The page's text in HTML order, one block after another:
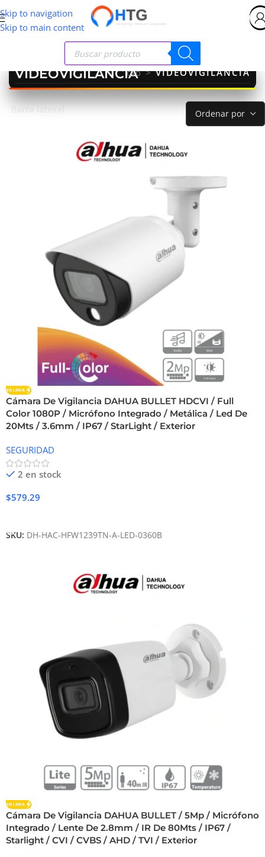
Skip to navigation
Skip to main content
VIDEOVIGILANCIA
Inicio>VIDEOVIGILANCIA
Barra lateral
Cámara De Vigilancia DAHUA BULLET HDCVI / Full
Color 1080P / Micrófono Integrado / Metálica / Led De
20Mts / 3.6mm / IP67 / StarLight / Exterior
SEGURIDAD
2 en stock
$579.29
SKU: DH-HAC-HFW1239TN-A-LED-0360B
Cámara De Vigilancia DAHUA BULLET / 5Mp / Micrófono
Integrado / Lente De 2.8mm / IR De 80Mts / IP67 /
Starlight / CVI / CVBS / AHD / TVI / Exterior